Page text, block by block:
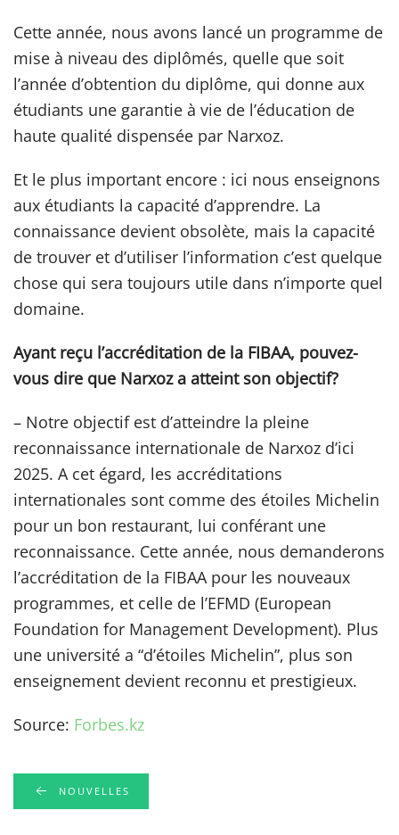
Cette année, nous avons lancé un programme de
mise à niveau des diplômés, quelle que soit
l’année d’obtention du diplôme, qui donne aux
étudiants une garantie à vie de l’éducation de
haute qualité dispensée par Narxoz.
Et le plus important encore : ici nous enseignons
aux étudiants la capacité d’apprendre. La
connaissance devient obsolète, mais la capacité
de trouver et d’utiliser l’information c’est quelque
chose qui sera toujours utile dans n’importe quel
domaine.
Ayant reçu l’accréditation de la FIBAA, pouvez-
vous dire que Narxoz a atteint son objectif?
– Notre objectif est d’atteindre la pleine
reconnaissance internationale de Narxoz d’ici
2025. A cet égard, les accréditations
internationales sont comme des étoiles Michelin
pour un bon restaurant, lui conférant une
reconnaissance. Cette année, nous demanderons
l’accréditation de la FIBAA pour les nouveaux
programmes, et celle de l’EFMD (European
Foundation for Management Development). Plus
une université a “d’étoiles Michelin”, plus son
enseignement devient reconnu et prestigieux.
Source: Forbes.kz
NOUVELLES